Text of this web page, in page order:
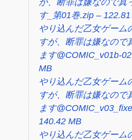
す_第01巻.zip –
やり込んだ乙女ゲーム
すが、断罪は嫌なので
ます@COMIC_v01b-
MB
やり込んだ乙女ゲーム
すが、断罪は嫌なので
ます
140.42 MB
やり込んだ乙女ゲーム